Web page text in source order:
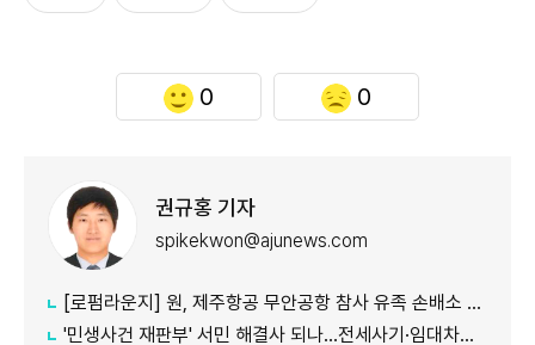
0 0
권규홍 기자
spikekwon@ajunews.com
[로펌라운지] 원, 제주항공 무안공항 참사 유족 손배소 대리..."참사 진상 명확히 규명"
'민생사건 재판부' 서민 해결사 되나...전세사기·임대차분쟁 평균 3개월내 해결